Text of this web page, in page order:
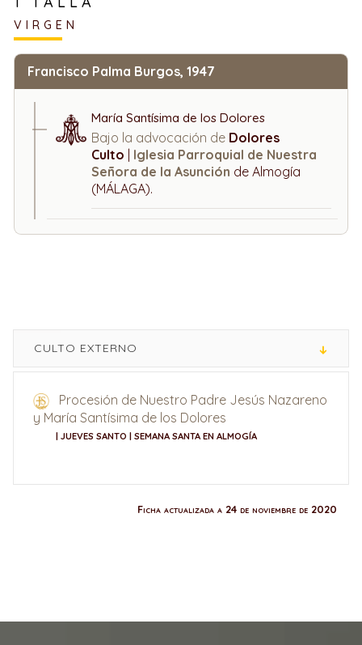
VIRGEN
Francisco Palma Burgos, 1947
María Santísima de los Dolores
Bajo la advocación de Dolores
Culto
Iglesia Parroquial de Nuestra
Señora de la Asunción de Almogía
(MÁLAGA).
CULTO EXTERNO
Procesión de Nuestro Padre Jesús Nazareno
y María Santísima de los Dolores
| JUEVES SANTO | SEMANA SANTA EN ALMOGÍA
Ficha actualizada a 24 de noviembre de 2020